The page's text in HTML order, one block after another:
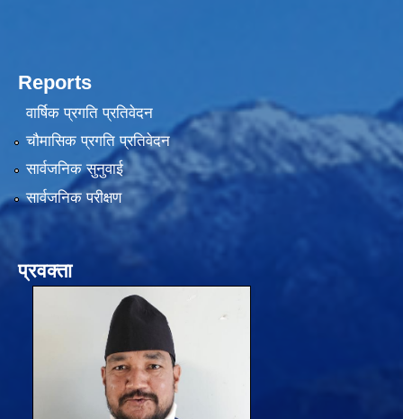
Reports
वार्षिक प्रगति प्रतिवेदन
चौमासिक प्रगति प्रतिवेदन
सार्वजनिक सुनुवाई
सार्वजनिक परीक्षण
प्रवक्ता